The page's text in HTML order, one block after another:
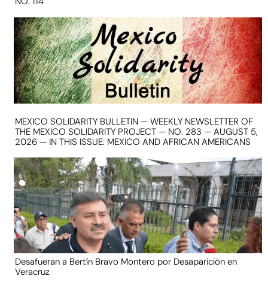
MEXICO SOLIDARITY BULLETIN — WEEKLY NEWSLETTER OF
THE MEXICO SOLIDARITY PROJECT — NO. 283 — AUGUST 5,
2026 — IN THIS ISSUE: MEXICO AND AFRICAN AMERICANS
Desafueran a Bertín Bravo Montero por Desaparición en
Veracruz